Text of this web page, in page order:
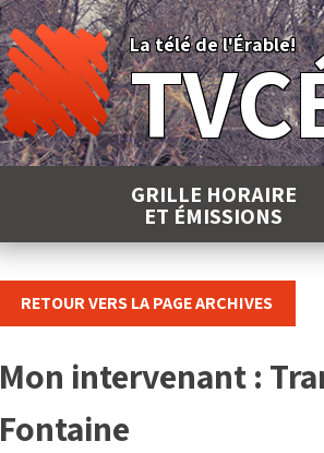
La télé de l'Érable!
GRILLE HORAIRE
ET ÉMISSIONS
RETOUR VERS LA PAGE ARCHIVES
Mon intervenant :
Fontaine